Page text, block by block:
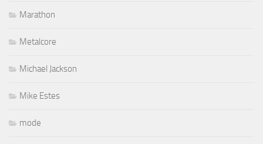
Marathon
Metalcore
Michael Jackson
Mike Estes
mode